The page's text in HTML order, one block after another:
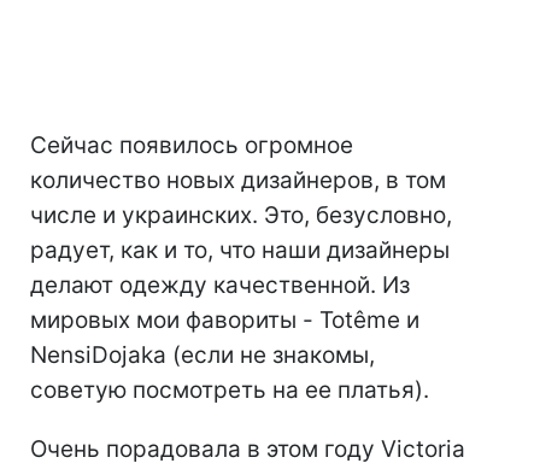
Сейчас появилось огромное
количество новых дизайнеров, в том
числе и украинских. Это, безусловно,
радует, как и то, что наши дизайнеры
делают одежду качественной. Из
мировых мои фавориты - Totême и
NensiDojaka (если не знакомы,
советую посмотреть на ее платья).
Очень порадовала в этом году Victoria